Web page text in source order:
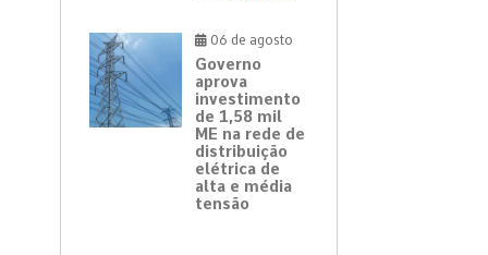
06 de agosto
Governo
aprova
investimento
de 1,58 mil
ME na rede de
distribuição
elétrica de
alta e média
tensão